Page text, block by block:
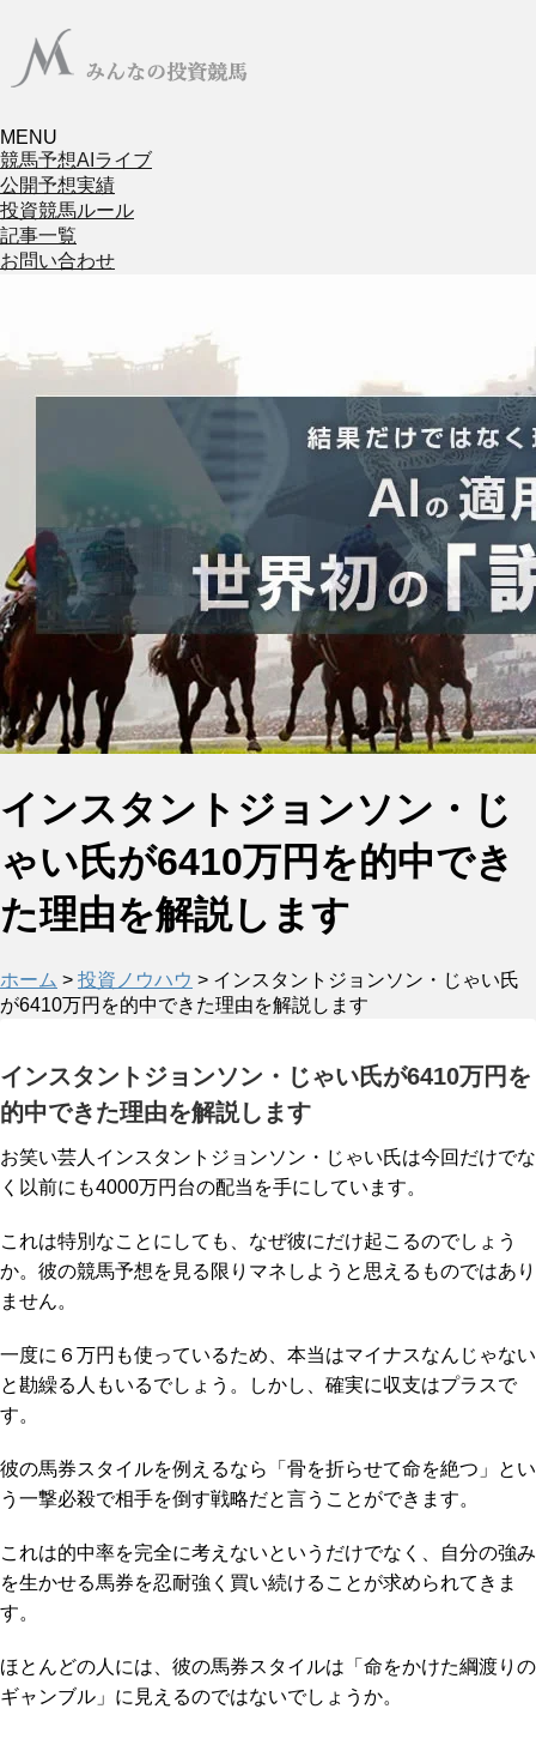
MENU
競馬予想AIライブ
公開予想実績
投資競馬ルール
記事一覧
お問い合わせ
インスタントジョンソン・じ
ゃい氏が6410万円を的中でき
た理由を解説します
ホーム > 投資ノウハウ > インスタントジョンソン・じゃい氏
が6410万円を的中できた理由を解説します
インスタントジョンソン・じゃい氏が6410万円を
的中できた理由を解説します
お笑い芸人インスタントジョンソン・じゃい氏は今回だけでな
く以前にも4000万円台の配当を手にしています。
これは特別なことにしても、なぜ彼にだけ起こるのでしょう
か。彼の競馬予想を見る限りマネしようと思えるものではあり
ません。
一度に６万円も使っているため、本当はマイナスなんじゃない
と勘繰る人もいるでしょう。しかし、確実に収支はプラスで
す。
彼の馬券スタイルを例えるなら「骨を折らせて命を絶つ」とい
う一撃必殺で相手を倒す戦略だと言うことができます。
これは的中率を完全に考えないというだけでなく、自分の強み
を生かせる馬券を忍耐強く買い続けることが求められてきま
す。
ほとんどの人には、彼の馬券スタイルは「命をかけた綱渡りの
ギャンブル」に見えるのではないでしょうか。